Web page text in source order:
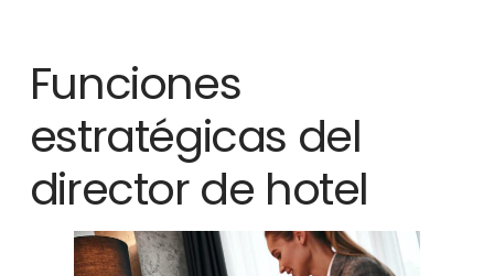
Funciones
estratégicas del
director de hotel